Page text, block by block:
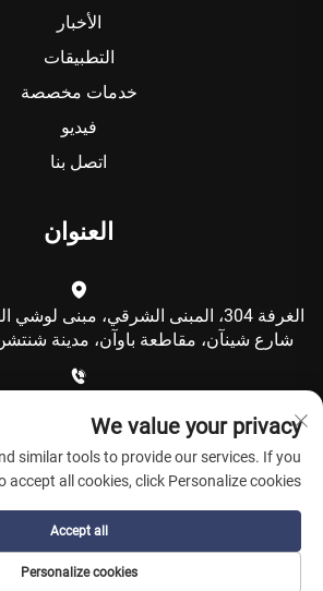
الأخبار
التطبيقات
خدمات مخصصة
فيديو
اتصل بنا
العنوان
شارع شينآن، مقاطعة باوآن، مدينة
[email protected]
حقوق النشر © شركة شنتشن كولكينغ
الحقوق محفوظة -سياسة
We value your privacy
similar tools to provide our services. If you
accept all cookies, click Personalize cookies.
Personalize cookies
Accept all